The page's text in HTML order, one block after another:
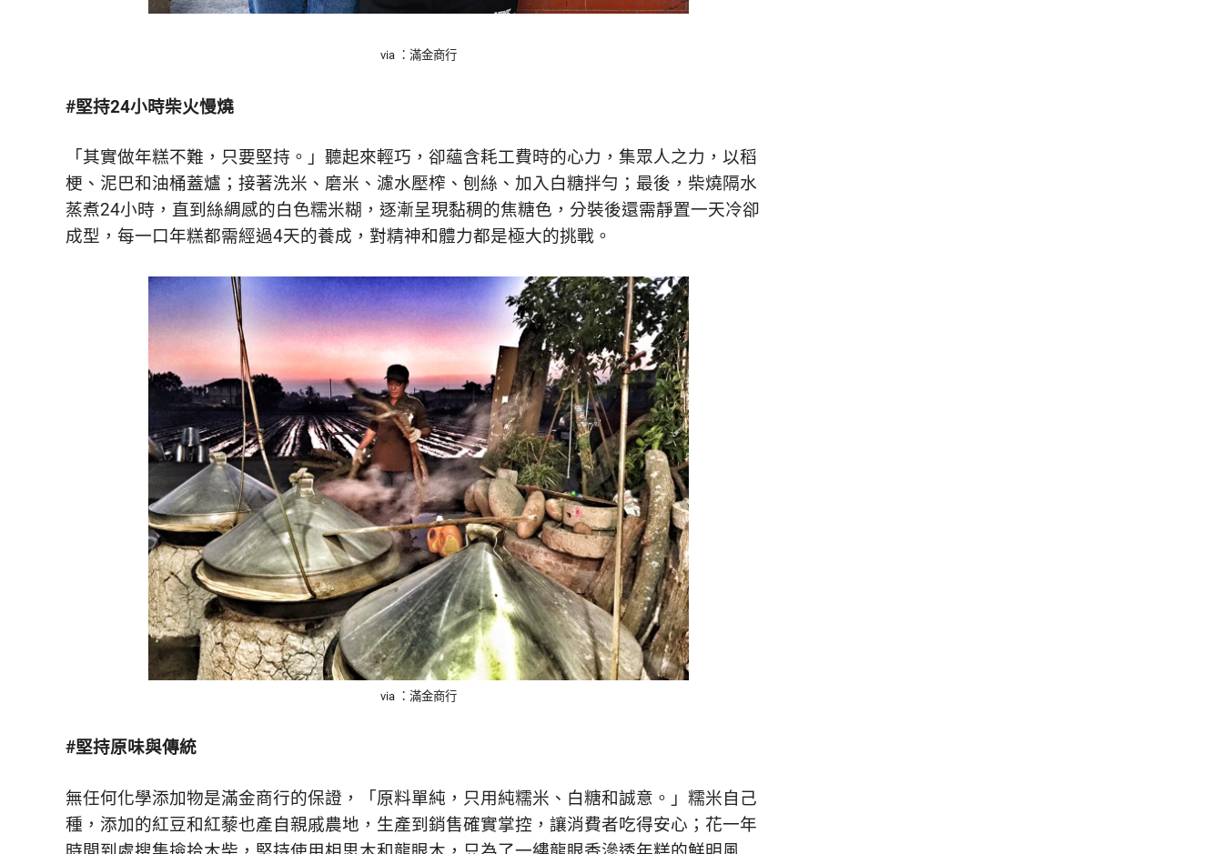
via ：滿金商行
#堅持24小時柴火慢燒
「其實做年糕不難，只要堅持。」聽起來輕巧，卻蘊含耗工費時的心力，集眾人之力，以稻
梗、泥巴和油桶蓋爐；接著洗米、磨米、濾水壓榨、刨絲、加入白糖拌勻；最後，柴燒隔水
蒸煮24小時，直到絲綢感的白色糯米糊，逐漸呈現黏稠的焦糖色，分裝後還需靜置一天冷卻
成型，每一口年糕都需經過4天的養成，對精神和體力都是極大的挑戰。
via ：滿金商行
#堅持原味與傳統
無任何化學添加物是滿金商行的保證，「原料單純，只用純糯米、白糖和誠意。」糯米自己
種，添加的紅豆和紅藜也產自親戚農地，生產到銷售確實掌控，讓消費者吃得安心；花一年